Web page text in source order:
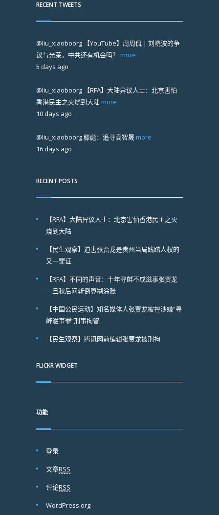
RECENT TWEETS
@liu_xiaoboorg 【YouTube】周周侃 | 刘晓波的争
议与光荣，中共还有机会吗？ more
5 days ago
@liu_xiaoboorg 【RFA】大陆异议人士：北京害怕
香港民主之火烧到大陆 more
10 days ago
@liu_xiaoboorg滕彪：追寻高智晟 more
16 days ago
RECENT POSTS
【RFA】大陆异议人士：北京害怕香港民主之火
烧到大陆
【民生观察】迫害张贾龙是贵州当局践踏人权的
又一罪证
【RFA】不同的声音：十年寻衅不成滋事张贾龙
一旦秋后问斩倒算糊涂账
【中国公民运动】知名媒体人张贾龙被控涉嫌“寻
衅滋事罪”刑事拘留
【民生观察】腾讯网前编辑张贾龙被刑拘
FLICKR WIDGET
功能
登录
文章RSS
评论RSS
WordPress.org